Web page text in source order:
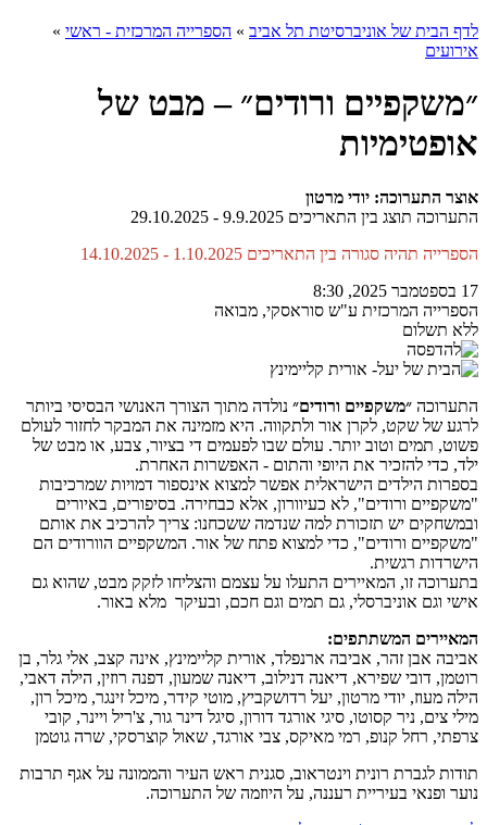
לדף הבית של אוניברסיטת תל אביב » הספרייה המרכזית - ראשי »
אירועים
״משקפיים ורודים״ – מבט של
אופטימיות
אוצר התערוכה: יודי מרטון
התערוכה תוצג בין התאריכים 9.9.2025 - 29.10.2025
הספרייה תהיה סגורה בין התאריכים 1.10.2025 - 14.10.2025
17 בספטמבר 2025, 8:30
הספרייה המרכזית ע"ש סוראסקי, מבואה
ללא תשלום
התערוכה ״משקפיים ורודים״ נולדה מתוך הצורך האנושי הבסיסי ביותר
לרגע של שקט, לקרן אור ולתקווה. היא מזמינה את המבקר לחזור לעולם
פשוט, תמים וטוב יותר. עולם שבו לפעמים די בציור, צבע, או מבט של
ילד, כדי להזכיר את היופי והתום - האפשרות האחרת.
בספרות הילדים הישראלית אפשר למצוא אינספור דמויות שמרכיבות
"משקפיים ורודים", לא כעיוורון, אלא כבחירה. בסיפורים, באיורים
ובמשחקים יש תזכורת למה שנדמה ששכחנו: צריך להרכיב את אותם
"משקפיים ורודים", כדי למצוא פתח של אור. המשקפיים הוורודים הם
הישרדות רגשית.
בתערוכה זו, המאיירים התעלו על עצמם והצליחו לזקק מבט, שהוא גם
אישי וגם אוניברסלי, גם תמים וגם חכם, ובעיקר מלא באור.
המאיירים המשתתפים:
אביבה אבן זהר, אביבה ארנפלד, אורית קליימינץ, אינה קצב, אלי גלר, בן
רוטמן, דובי שפירא, דיאנה דנילוב, דיאנה שמעון, דפנה רוזין, הילה דאבי,
הילה מעוז, יודי מרטון, יעל רדושקביץ, מוטי קידר, מיכל זינגר, מיכל רון,
מילי צים, ניר קסוטו, סיגי אורגד דורון, סיגל דינר גור, צ'ריל ויינר, קובי
צרפתי, רחל קנופ, רמי מאיקס, צבי אורגד, שאול קוצרסקי, שרה גוטמן
תודות לגברת רונית וינטראוב, סגנית ראש העיר והממונה על אגף תרבות
נוער ופנאי בעיריית רעננה, על היוזמה של התערוכה.